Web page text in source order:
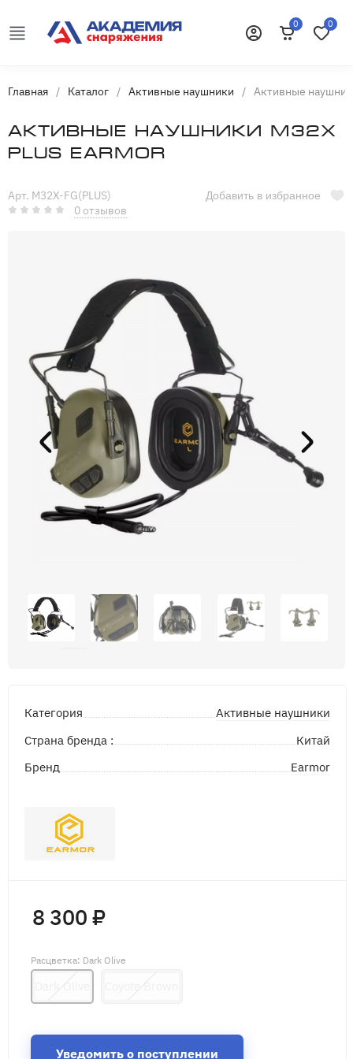
0 0
Главная / Каталог / Активные наушники / Активные
Активные наушники M32X
Plus Earmor
Арт. M32X-FG(PLUS)
0 отзывов
Добавить в избранное
Категория
Активные наушники
Страна бренда :
Китай
Бренд
Earmor
Расцветка: Dark Olive
8 300 ₽
Уведомить о поступлении